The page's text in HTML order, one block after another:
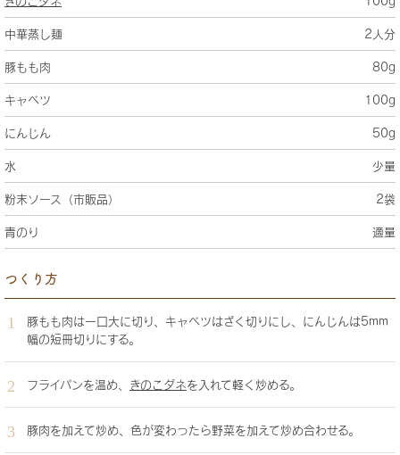
中華蒸し麺 2人分
豚もも肉 80g
キャベツ 100g
にんじん 50g
水 少量
粉末ソース（市販品） 2袋
青のり 適量
つくり方
豚もも肉は一口大に切り、キャベツはざく切りにし、にんじんは5mm
幅の短冊切りにする。
フライパンを温め、 きのこダネを入れて軽く炒める。
豚肉を加えて炒め、色が変わったら野菜を加えて炒め合わせる。